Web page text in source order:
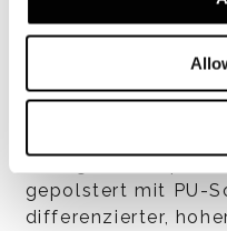
der Federn
Zusätzliche
technischem
Bettrahmens, die
Atmungsaktivität
ermöglicht. Kopfteil
gepolstert mit PU-
differenzierter,